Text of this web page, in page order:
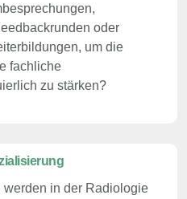
oder
um die
fachliche
zu stärken?
in der Radiologie